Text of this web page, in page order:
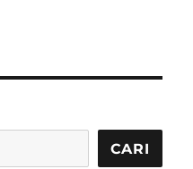
CARI